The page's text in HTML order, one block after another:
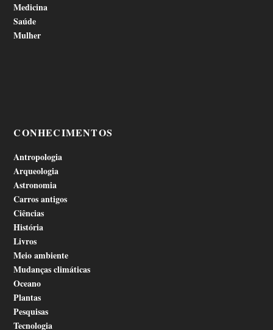
Medicina
Saúde
Mulher
CONHECIMENTOS
Antropologia
Arqueologia
Astronomia
Carros antigos
Ciências
História
Livros
Meio ambiente
Mudanças climáticas
Oceano
Plantas
Pesquisas
Tecnologia